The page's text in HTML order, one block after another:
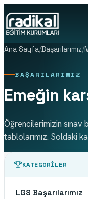
Ana Sayfa/Başarılarımız/
BAŞARILARIMIZ
Emeğin
Öğrencilerimizin sınav
tablolarımız. Soldaki
KATEGORILER
LGS Başarılarımız